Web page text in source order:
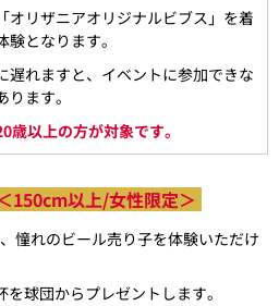
オリザニアオリジナルビブス」を着
験となります。
遅れますと、イベントに参加できな
ります。
歳以上の方が対象です。
150cm以上/女性限定＞
憧れのビール売り子を体験いただけ
球団からプレゼントします。